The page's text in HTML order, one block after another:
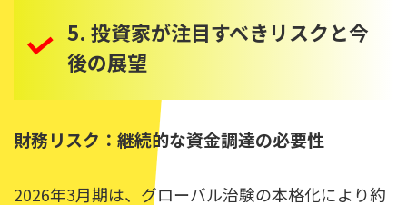
5. 投資家が注目すべきリスクと今
後の展望
財務リスク：継続的な資金調達の必要性
2026年3月期は、グローバル治験の本格化により約